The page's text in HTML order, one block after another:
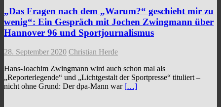
„Das Fragen nach dem „Warum?“ geschieht mir zu
wenig“: Ein Gespräch mit Jochen Zwingmann über
Hannover 96 und Sportjournalismus
28. September 2020 Christian Herde
Hans-Joachim Zwingmann wird auch schon mal als
„Reporterlegende“ und „Lichtgestalt der Sportpresse“ tituliert –
nicht ohne Grund: Der dpa-Mann war […]